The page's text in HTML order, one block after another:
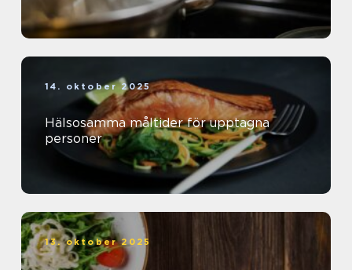
14. oktober 2025
Hälsosamma måltider för upptagna
personer
13. oktober 2025